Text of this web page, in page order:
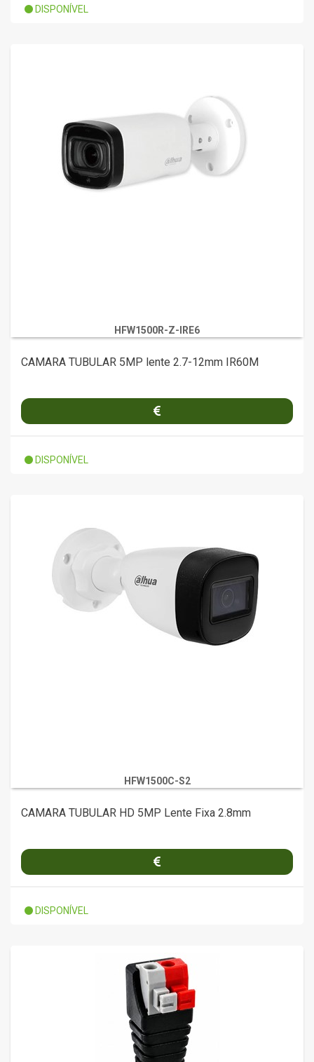
DISPONÍVEL
HFW1500R-Z-IRE6
CAMARA TUBULAR 5MP lente 2.7-12mm IR60M
DISPONÍVEL
HFW1500C-S2
CAMARA TUBULAR HD 5MP Lente Fixa 2.8mm
DISPONÍVEL